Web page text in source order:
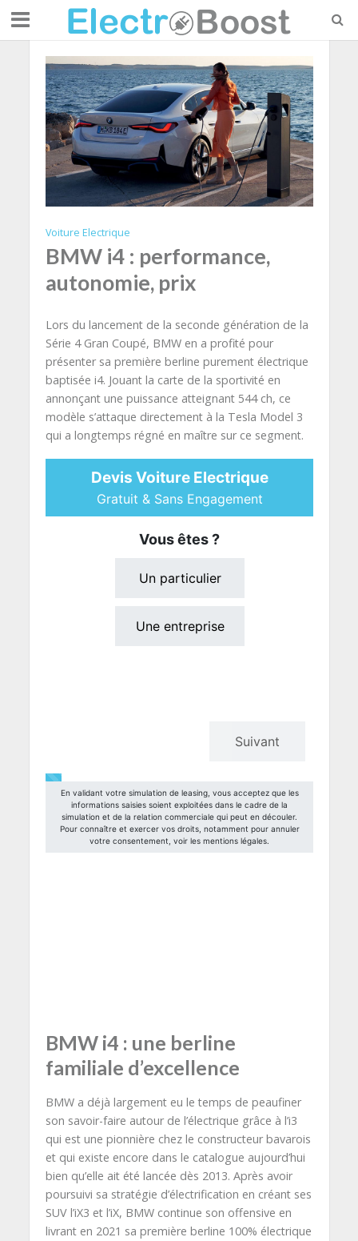
Voiture Electrique
BMW i4 : performance,
autonomie, prix
Lors du lancement de la seconde génération de la
Série 4 Gran Coupé, BMW en a profité pour
présenter sa première berline purement électrique
baptisée i4. Jouant la carte de la sportivité en
annonçant une puissance atteignant 544 ch, ce
modèle s’attaque directement à la Tesla Model 3
qui a longtemps régné en maître sur ce segment.
BMW i4 : une berline
familiale d’excellence
BMW a déjà largement eu le temps de peaufiner
son savoir-faire autour de l’électrique grâce à l’i3
qui est une pionnière chez le constructeur bavarois
et qui existe encore dans le catalogue aujourd’hui
bien qu’elle ait été lancée dès 2013. Après avoir
poursuivi sa stratégie d’électrification en créant ses
SUV l’iX3 et l’iX, BMW continue son offensive en
livrant en 2021 sa première berline 100% électrique